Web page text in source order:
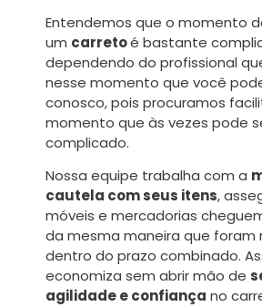
Entendemos que o momento
um carretoé bastante
dependendo do profissional
nesse momento que você
conosco, pois procuramos
momento que às vezes pode
complicado.
Nossa equipe trabalha com a
cautela com seus itens,
móveis e mercadorias
da mesma maneira que foram
dentro do prazo combinado.
economiza sem abrir mão de
agilidade e confiança no